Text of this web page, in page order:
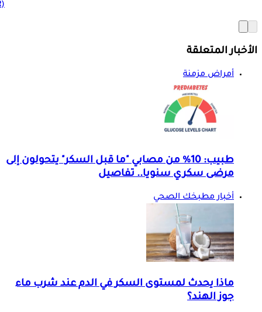
(BMR)
الأخبار المتعلقة
أمراض مزمنة
طبيب: 10% من مصابي "ما قبل السكر" يتحولون إلى
مرضى سكري سنويا.. تفاصيل
أخبار مطبخك الصحي
ماذا يحدث لمستوى السكر في الدم عند شرب ماء
جوز الهند؟